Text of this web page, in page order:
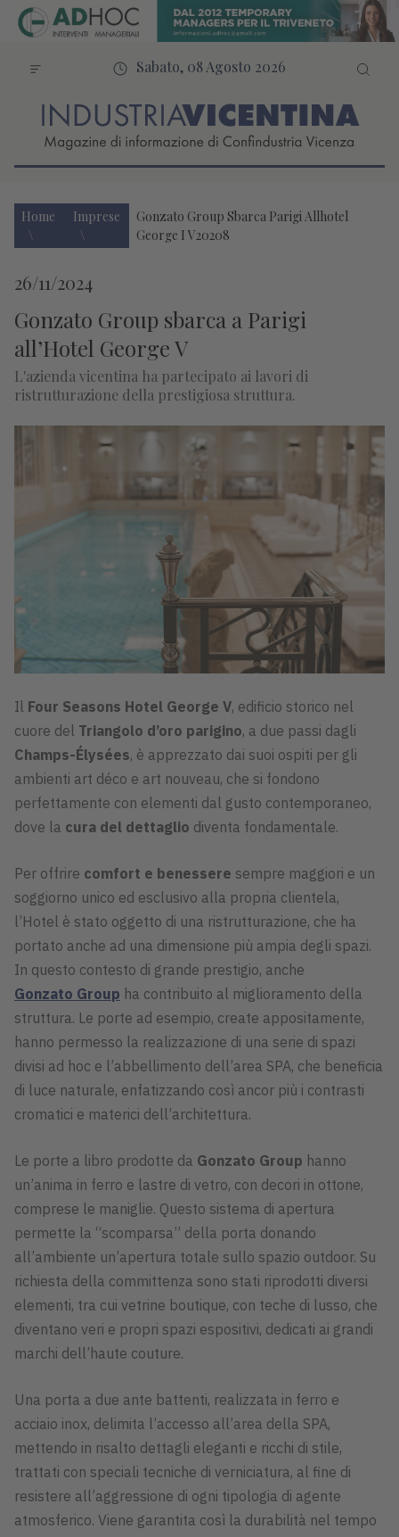
Sabato, 08 Agosto 2026
Home Imprese
Gonzato Group Sbarca Parigi Allhotel
George I V20208
26/11/2024
Gonzato Group sbarca a Parigi
all’Hotel George V
L'azienda vicentina ha partecipato ai lavori di
ristrutturazione della prestigiosa struttura.
Il Four Seasons Hotel George V, edificio storico nel
cuore del Triangolo d’oro parigino, a due passi dagli
Champs-Élysées, è apprezzato dai suoi ospiti per gli
ambienti art déco e art nouveau, che si fondono
perfettamente con elementi dal gusto contemporaneo,
dove la cura del dettaglio diventa fondamentale.
Per offrire comfort e benessere sempre maggiori e un
soggiorno unico ed esclusivo alla propria clientela,
l’Hotel è stato oggetto di una ristrutturazione, che ha
portato anche ad una dimensione più ampia degli spazi.
In questo contesto di grande prestigio, anche
Gonzato Group ha contribuito al miglioramento della
struttura. Le porte ad esempio, create appositamente,
hanno permesso la realizzazione di una serie di spazi
divisi ad hoc e l’abbellimento dell’area SPA, che beneficia
di luce naturale, enfatizzando così ancor più i contrasti
cromatici e materici dell’architettura.
Le porte a libro prodotte da Gonzato Group hanno
un’anima in ferro e lastre di vetro, con decori in ottone,
comprese le maniglie. Questo sistema di apertura
permette la “scomparsa” della porta donando
all’ambiente un’apertura totale sullo spazio outdoor. Su
richiesta della committenza sono stati riprodotti diversi
elementi, tra cui vetrine boutique, con teche di lusso, che
diventano veri e propri spazi espositivi, dedicati ai grandi
marchi dell’haute couture.
Una porta a due ante battenti, realizzata in ferro e
acciaio inox, delimita l’accesso all’area della SPA,
mettendo in risalto dettagli eleganti e ricchi di stile,
trattati con speciali tecniche di verniciatura, al fine di
resistere all’aggressione di ogni tipologia di agente
atmosferico. Viene garantita così la durabilità nel tempo